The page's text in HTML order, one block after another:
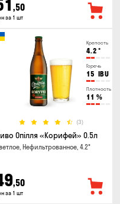
,50
за 1 шт
Крепость
4.2 °
Горечь
15 IBU
Плотность
11 %
(3)
Опілля «Корифей» 0.5л
Нефильтрованное, 4.2°
,50
за 1 шт